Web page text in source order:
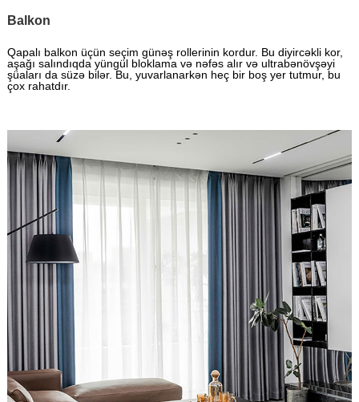
Balkon
Qapalı balkon üçün seçim günəş rollerinin kordur. Bu diyircəkli kor,
aşağı salındıqda yüngül bloklama və nəfəs alır və ultrabənövşəyi
şüaları da süzə bilər. Bu, yuvarlanarkən heç bir boş yer tutmur, bu
çox rahatdır.